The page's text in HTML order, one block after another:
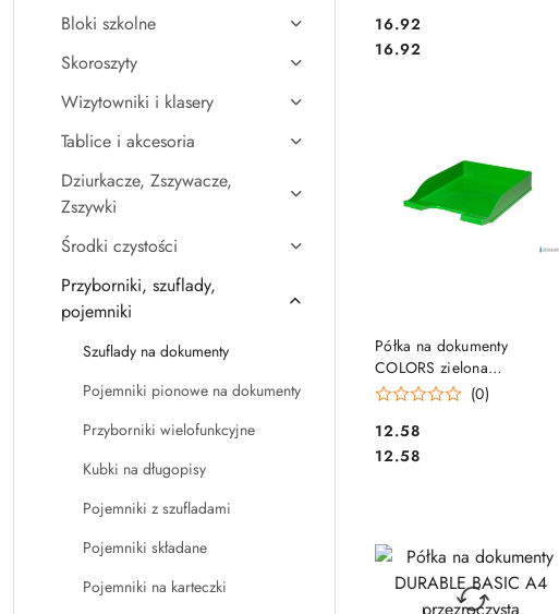
Bloki szkolne
Skoroszyty
Wizytowniki i klasery
Tablice i akcesoria
Dziurkacze, Zszywacze,
Zszywki
Środki czystości
Przyborniki, szuflady,
pojemniki
Szuflady na dokumenty
Pojemniki pionowe na dokumenty
Przyborniki wielofunkcyjne
Kubki na długopisy
Pojemniki z szufladami
Pojemniki składane
Pojemniki na karteczki
Cena:
16.92
Cena:
16.92
Półka na dokumenty
COLORS zielona
400050168 BANTEX
(0)
Cena:
12.58
Cena:
12.58
DO KOSZYKA